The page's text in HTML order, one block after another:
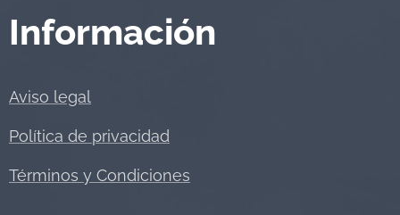
Información
Aviso legal
Política de privacidad
Términos y Condiciones